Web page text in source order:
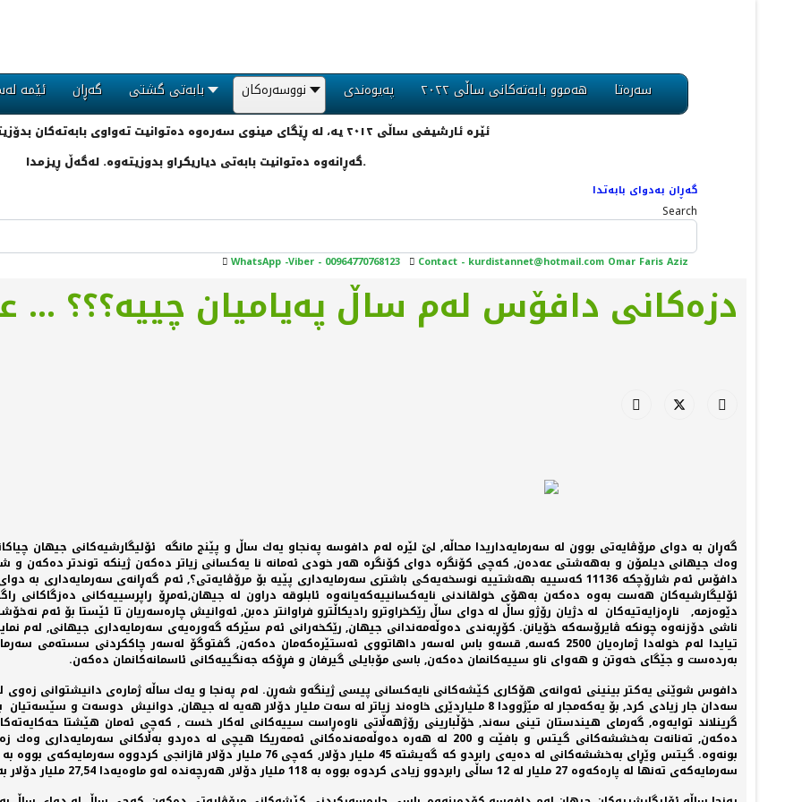
ئێمە گەڕان بابەتی گشتی نووسەرەکان پەیوەندی هەموو بابەتەکانی ساڵی ٢٠٢٢ سەرەتا
ئێرە ئارشیفی ساڵی ٢٠١٢ یە، لە ڕێگای مینوی سەرەوە دەتوانیت تەواوی بابەتەکان بدۆزیتەوە. یان لەڕێگەی
گەڕانەوە دەتوانیت بابەتی دیاریکراو بدوزیتەوە. لەگەڵ ڕیزمدا.
گەڕان بەدوای بابەتدا
Search
WhatsApp -Viber - 00964770768123 Contact - kurdistannet@hotmail.com Omar Faris Aziz
دزەكانی دافۆس لەم ساڵ پەیامیان چییە؟؟؟
گەڕان بە دوای مرۆڤایەتی بوون لە سەرمایەداریدا محاڵە, لێ لێرە لەم دافوسە پەنجاو یەك ساڵ و پێنج مانگە ئۆلیگارشیەكانی جیهان
وەك جیهانی دیلمۆن و بەهەشتی عەدەن, كەچی كۆنگرە دوای كۆنگرە هەر خودی ئەمانە نا یەكسانی زیاتر دەكەن ژینكە توندتر دەكەن و
دافۆس ئەم شارۆچكە 11136 كەسییە بهەشتییە نوسخەیەكی باشتری سەرمایەداری پێیە بۆ مرۆڤایەتی؟, ئەم گەڕانەی
ئۆلیگارشیەكان هەست بەوە دەكەن بەهۆی خولقاندنی نایەكسانییەكەیانەوە ئابلوقە دراون لە جیهان,ئەمڕۆ راپرسییەكانی دەزگاكانی
دێوەزمە, ناڕەزایەتیەكان لە دژیان رۆژو ساڵ لە دوای ساڵ رێكخراوترو رادیكاڵترو فراوانتر دەبن, ئەوانیش چارەسەریان تا ئێستا بۆ ئەم
ناشی دۆزنەوە چونكە ڤایرۆسەكە خۆیانن. كۆڕبەندی دەوڵەمەندانی جیهان, رێكخەرانی ئەم سێركە گەورەیەی سەرمایەداری جیهانی, لەم
تیایدا لەم خولەدا ژمارەیان 2500 كەسە, قسەو باس لەسەر داهاتووی ئەستێرەكەمان دەكەن, گفتوگۆ لەسەر
بەردەست و جێگای خەوتن و هەوای ناو سییەكانمان دەكەن, باسی مۆبایلی گیرفان و فڕۆكە جەنگییەكانی ئاسمانەكانمان دەكەن.
گرینلاند توایەوە, گەرمای هیندستان تینی سەند, خۆڵبارینی رۆژهەڵاتی ناوەڕاست سییەكانی لەكار خست , كەچی ئەمان هێشتا
دەكەن, تەنانەت بەخششەكانی گیتس و بافێت و 200 لە هەرە دەوڵەمەندەكانی ئەمەریكا هیچی لە دەردو
سەرمایەكەی تەنها لە پارەكەوە 27 ملیار لە 12 ساڵی رابردوو زیادی كردوە بووە بە 118 ملیار دۆلار, هەرچەندە لەو ماوەیەدا 27,54 ملیار دۆلار بەخششی كردووە.